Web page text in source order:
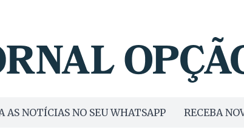
AS NOTÍCIAS NO SEU WHATSAPP RECEBA